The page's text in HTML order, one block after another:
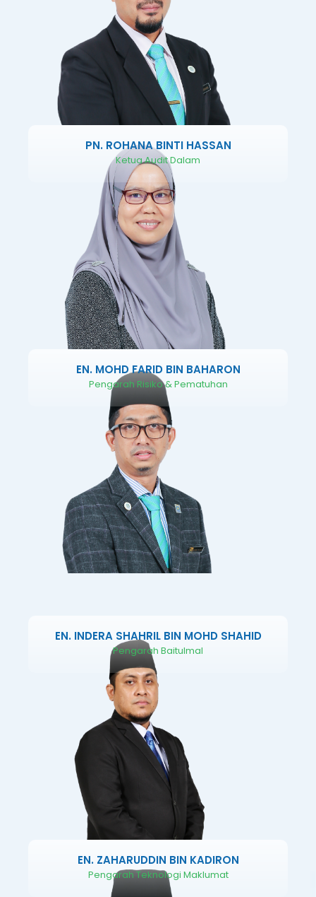
PN. ROHANA BINTI HASSAN
Ketua Audit Dalam
EN. MOHD FARID BIN BAHARON
Pengarah Risiko & Pematuhan
EN. INDERA SHAHRIL BIN MOHD SHAHID
Pengarah Baitulmal
EN. ZAHARUDDIN BIN KADIRON
Pengarah Teknologi Maklumat